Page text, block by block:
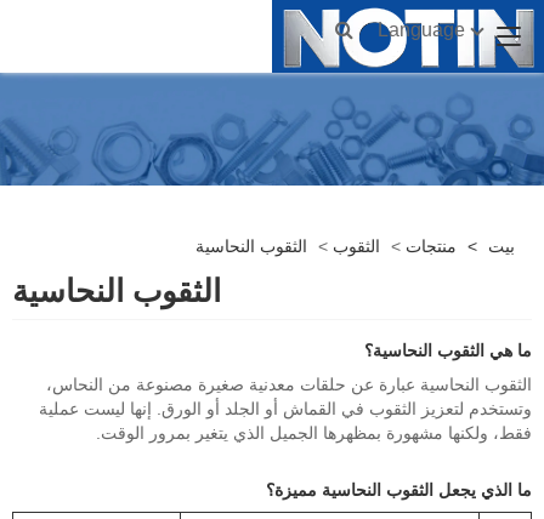
Language
بيت > منتجات > الثقوب > الثقوب النحاسية
الثقوب النحاسية
ما هي الثقوب النحاسية؟
الثقوب النحاسية عبارة عن حلقات معدنية صغيرة مصنوعة من النحاس،
وتستخدم لتعزيز الثقوب في القماش أو الجلد أو الورق. إنها ليست عملية
فقط، ولكنها مشهورة بمظهرها الجميل الذي يتغير بمرور الوقت.
ما الذي يجعل الثقوب النحاسية مميزة؟